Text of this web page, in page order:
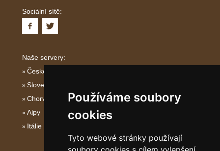
Používáme soubory
cookies
Tyto webové stránky používají
Sociální sítě:
Naše servery:
České hory
Slovenské hory
Chorvatsko
Alpy
Itálie